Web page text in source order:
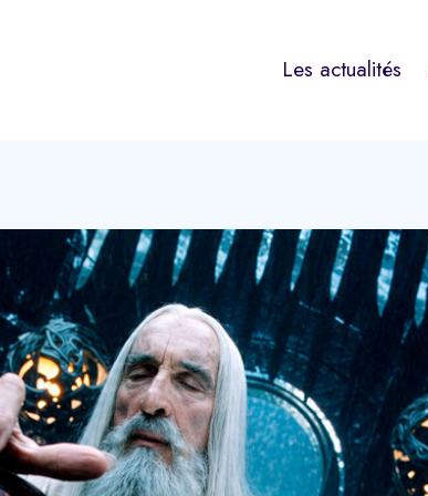
Les actualités